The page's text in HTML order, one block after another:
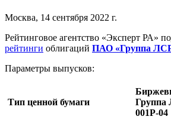
Москва, 14 сентября 2022 г.
Рейтинговое агентство «Эксперт РА»
рейтинги облигаций ПАО «Группа
Параметры выпусков:
Тип ценной бумаги
Группа
001P-04